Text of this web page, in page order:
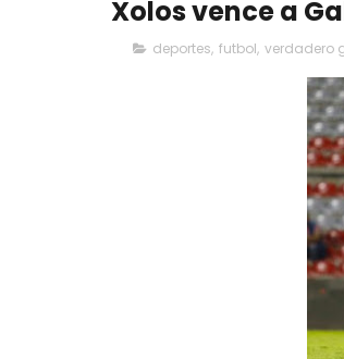
Xolos vence a
deportes, futbol, verdadero